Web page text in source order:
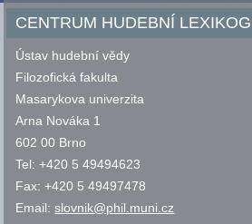
CENTRUM HUDEBNÍ
Ústav hudební vědy
Filozofická fakulta
Masarykova univerzita
Arna Nováka 1
602 00 Brno
Tel: +420 5 49494623
Fax: +420 5 49497478
Email:slovnik@phil.muni.cz